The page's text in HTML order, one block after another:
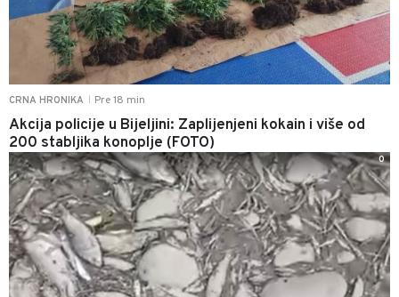
CRNA HRONIKA Pre 18 min
Akcija policije u Bijeljini: Zaplijenjeni kokain i više od
200 stabljika konoplje (FOTO)
0